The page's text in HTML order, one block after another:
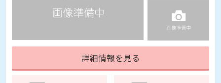
詳細情報を見る